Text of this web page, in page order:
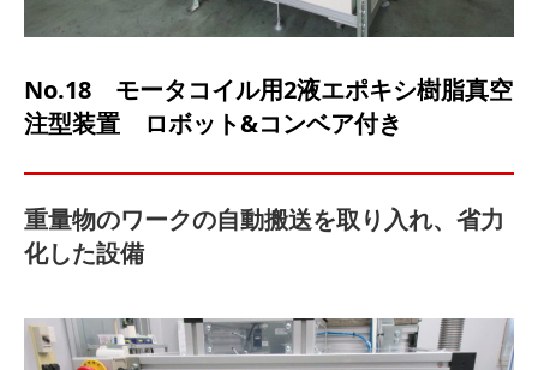
No.18 モータコイル用2液エポキシ樹脂真空
注型装置 ロボット&コンベア付き
重量物のワークの自動搬送を取り入れ、省力
化した設備